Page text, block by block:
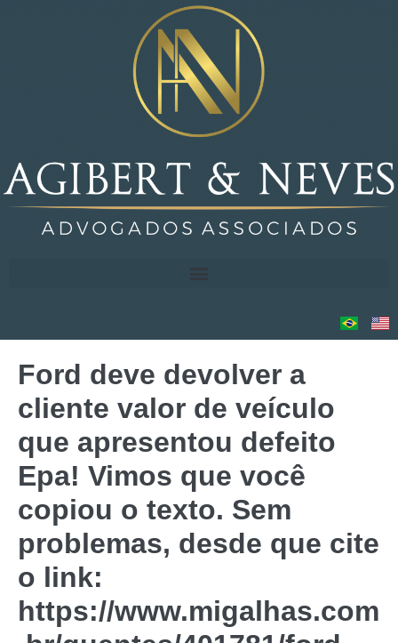
Ford deve devolver a
cliente valor de veículo
que apresentou defeito
Epa! Vimos que você
copiou o texto. Sem
problemas, desde que cite
o link:
https://www.migalhas.com